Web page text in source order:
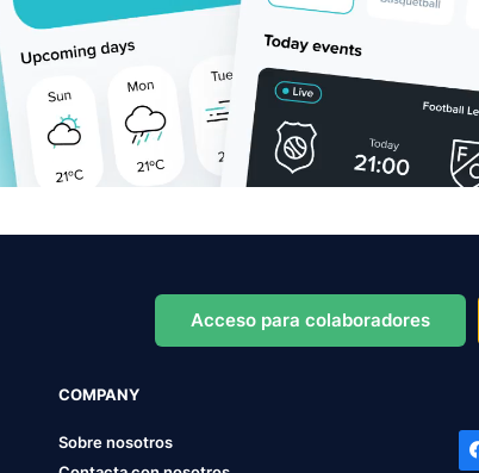
Acceso para colaboradores
COMPANY
Sobre nosotros